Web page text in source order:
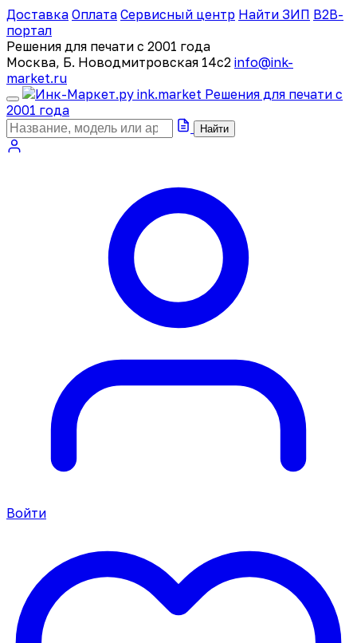
Доставка Оплата Сервисный центр Найти ЗИП B2B-
портал
Решения для печати с 2001 года
Москва, Б. Новодмитровская 14с2 info@ink-
market.ru
ink.market Решения для печати с
2001 года
Найти
Войти